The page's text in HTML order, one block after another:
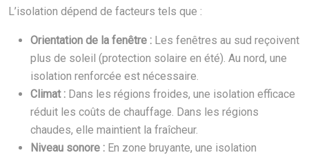
L’isolation dépend de facteurs tels que :
Orientation de la fenêtre : Les fenêtres au sud reçoivent
plus de soleil (protection solaire en été). Au nord, une
isolation renforcée est nécessaire.
Climat : Dans les régions froides, une isolation efficace
réduit les coûts de chauffage. Dans les régions
chaudes, elle maintient la fraîcheur.
Niveau sonore : En zone bruyante, une isolation